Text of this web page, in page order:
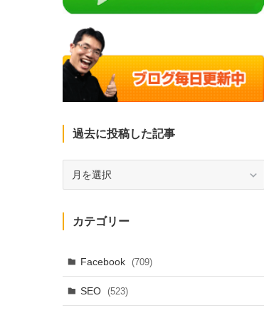
過去に投稿した記事
投
稿
た
記
事
カテゴリー
Facebook (709)
SEO (523)